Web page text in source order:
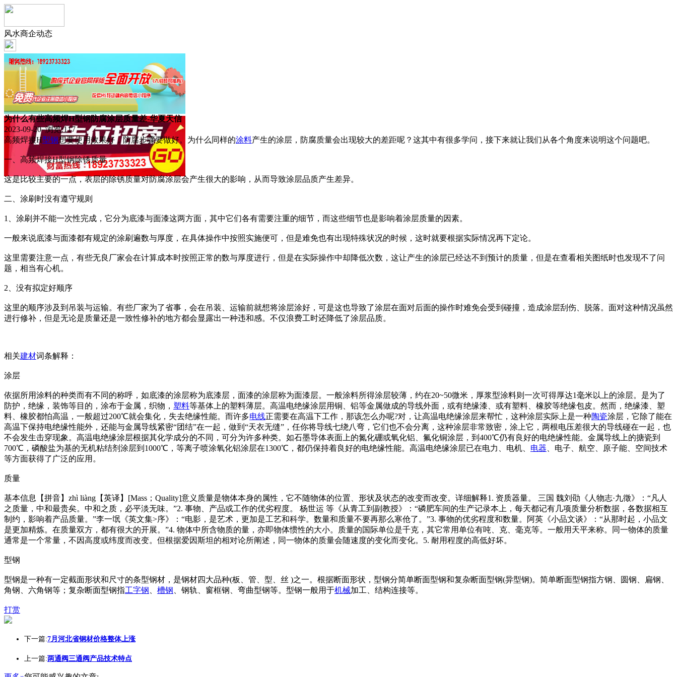
风水商企动态
为什么有些高频焊H型钢防腐涂层质量差-华夏天信
2023-09-20 浏览:117
高频焊接H型钢想要使用效果好，防腐步骤要做好。为什么同样的涂料产生的涂层，防腐质量会出现较大的差距呢？这其中有很多学问，接下来就让我们从各个角度来说明这个问题吧。
一、高频焊接H型钢除锈质量
这是比较主要的一点，表层的除锈质量对防腐涂层会产生很大的影响，从而导致涂层品质产生差异。
二、涂刷时没有遵守规则
1、涂刷并不能一次性完成，它分为底漆与面漆这两方面，其中它们各有需要注重的细节，而这些细节也是影响着涂层质量的因素。
一般来说底漆与面漆都有规定的涂刷遍数与厚度，在具体操作中按照实施便可，但是难免也有出现特殊状况的时候，这时就要根据实际情况再下定论。
这里需要注意一点，有些无良厂家会在计算成本时按照正常的数与厚度进行，但是在实际操作中却降低次数，这让产生的涂层已经达不到预计的质量，但是在查看相关图纸时也发现不了问
题，相当有心机。
2、没有拟定好顺序
这里的顺序涉及到吊装与运输。有些厂家为了省事，会在吊装、运输前就想将涂层涂好，可是这也导致了涂层在面对后面的操作时难免会受到碰撞，造成涂层刮伤、脱落。面对这种情况虽然
进行修补，但是无论是质量还是一致性修补的地方都会显露出一种违和感。不仅浪费工时还降低了涂层品质。
相关建材词条解释：
涂层
依据所用涂料的种类而有不同的称呼，如底漆的涂层称为底漆层，面漆的涂层称为面漆层。一般涂料所得涂层较薄，约在20~50微米，厚浆型涂料则一次可得厚达1毫米以上的涂层。是为了
防护，绝缘，装饰等目的，涂布于金属，织物， 塑料等基体上的塑料薄层。高温电绝缘涂层用铜、铝等金属做成的导线外面，或有绝缘漆、或有塑料、橡胶等绝缘包皮。然而，绝缘漆、塑
料、橡胶都怕高温，一般超过200℃就会集化，失去绝缘性能。而许多电线正需要在高温下工作，那该怎么办呢?对，让高温电绝缘涂层来帮忙，这种涂层实际上是一种陶瓷涂层，它除了能在
高温下保持电绝缘性能外，还能与金属导线紧密“团结”在一起，做到“天衣无缝”，任你将导线七绕八弯，它们也不会分离，这种涂层非常致密，涂上它，两根电压差很大的导线碰在一起，也
不会发生击穿现象。高温电绝缘涂层根据其化学成分的不同，可分为许多种类。如石墨导体表面上的氮化硼或氧化铝、氟化铜涂层，到400℃仍有良好的电绝缘性能。金属导线上的搪瓷到
700℃，磷酸盐为基的无机粘结剂涂层到1000℃，等离子喷涂氧化铝涂层在1300℃，都仍保持着良好的电绝缘性能。高温电绝缘涂层已在电力、电机、 电器 、电子、航空、原子能、空间技术
等方面获得了广泛的应用。
质量
基本信息【拼音】zhì liàng【英译】[Mass；Quality]意义质量是物体本身的属性，它不随物体的位置、形状及状态的改变而改变。详细解释1. 资质器量。 三国 魏刘劭《人物志·九徵》：“凡人
之质量，中和最贵矣。中和之质，必平淡无味。”2. 事物、产品或工作的优劣程度。 杨世运 等《从青工到副教授》：“磷肥车间的生产记录本上，每天都记有几项质量分析数据，各数据相互
制约，影响着产品质量。”李一氓《英文集>序》：“电影，是艺术，更加是工艺和科学。数量和质量不要再那么寒伧了。”3. 事物的优劣程度和数量。阿英《小品文谈》：“从那时起，小品文
是更加精炼。在质量双方，都有很大的开展。”4. 物体中所含物质的量，亦即物体惯性的大小。质量的国际单位是千克，其它常用单位有吨、克、毫克等。一般用天平来称。同一物体的质量
通常是一个常量，不因高度或纬度而改变。但根据爱因斯坦的相对论所阐述，同一物体的质量会随速度的变化而变化。5. 耐用程度的高低好坏。
型钢
型钢是一种有一定截面形状和尺寸的条型钢材，是钢材四大品种(板、管、型、丝 )之一。根据断面形状，型钢分简单断面型钢和复杂断面型钢(异型钢)。简单断面型钢指方钢、圆钢、扁钢、
角钢、六角钢等；复杂断面型钢指工字钢 槽钢 、钢轨、窗框钢、弯曲型钢等。型钢一般用于机械加工、结构连接等。
打赏
下一篇:7月河北省钢材价格整体上涨
上一篇:两通阀三通阀产品技术特点